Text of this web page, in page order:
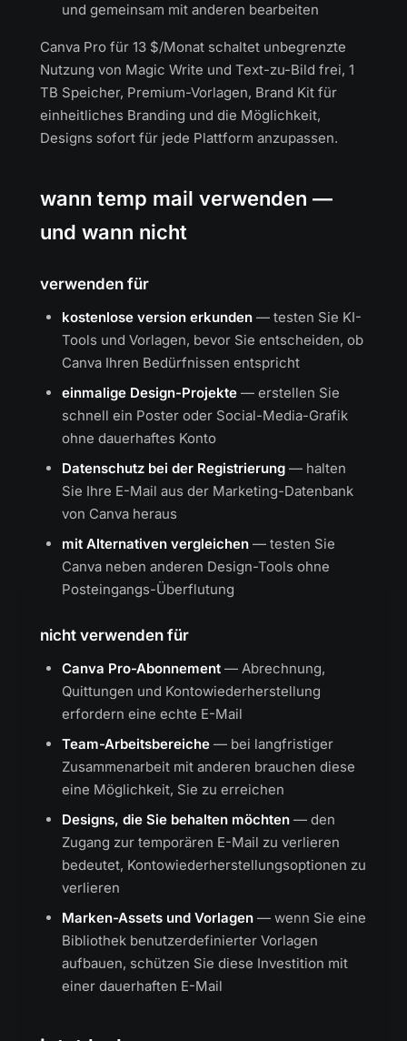
und gemeinsam mit anderen bearbeiten
Canva Pro für 13 $/Monat schaltet unbegrenzte
Nutzung von Magic Write und Text-zu-Bild frei, 1
TB Speicher, Premium-Vorlagen, Brand Kit für
einheitliches Branding und die Möglichkeit,
Designs sofort für jede Plattform anzupassen.
wann temp mail verwenden —
und wann nicht
verwenden für
kostenlose version erkunden — testen Sie KI-
Tools und Vorlagen, bevor Sie entscheiden, ob
Canva Ihren Bedürfnissen entspricht
einmalige Design-Projekte — erstellen Sie
schnell ein Poster oder Social-Media-Grafik
ohne dauerhaftes Konto
Datenschutz bei der Registrierung — halten
Sie Ihre E-Mail aus der Marketing-Datenbank
von Canva heraus
mit Alternativen vergleichen — testen Sie
Canva neben anderen Design-Tools ohne
Posteingangs-Überflutung
nicht verwenden für
Canva Pro-Abonnement — Abrechnung,
Quittungen und Kontowiederherstellung
erfordern eine echte E-Mail
Team-Arbeitsbereiche — bei langfristiger
Zusammenarbeit mit anderen brauchen diese
eine Möglichkeit, Sie zu erreichen
Designs, die Sie behalten möchten — den
Zugang zur temporären E-Mail zu verlieren
bedeutet, Kontowiederherstellungsoptionen zu
verlieren
Marken-Assets und Vorlagen — wenn Sie eine
Bibliothek benutzerdefinierter Vorlagen
aufbauen, schützen Sie diese Investition mit
einer dauerhaften E-Mail